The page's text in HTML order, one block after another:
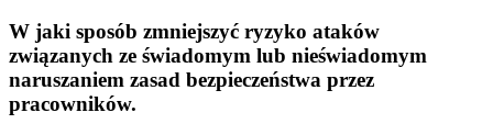
W jaki sposób zmniejszyć ryzyko ataków
związanych ze świadomym lub nieświadomym
naruszaniem zasad bezpieczeństwa przez
pracowników.